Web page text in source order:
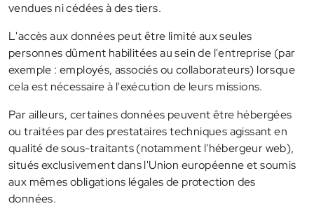
vendues ni cédées à des tiers.
L'accès aux données peut être limité aux seules
personnes dûment habilitées au sein de l'entreprise (par
exemple : employés, associés ou collaborateurs) lorsque
cela est nécessaire à l'exécution de leurs missions.
Par ailleurs, certaines données peuvent être hébergées
ou traitées par des prestataires techniques agissant en
qualité de sous-traitants (notamment l'hébergeur web),
situés exclusivement dans l'Union européenne et soumis
aux mêmes obligations légales de protection des
données.